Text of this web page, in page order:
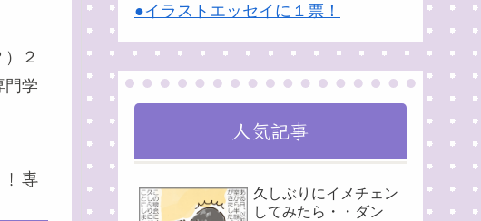
２
門学
専
●イラストエッセイに１票！
人気記事
久しぶりにイメチェン
してみたら・・ダン